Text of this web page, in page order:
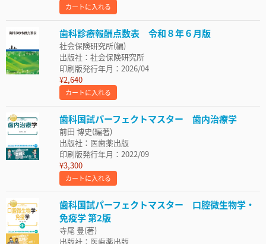
カートに入れる
歯科診療報酬点数表 令和８年６月版
社会保険研究所(編)
出版社：社会保険研究所
印刷版発行年月：2026/04
¥2,640
カートに入れる
歯科国試パーフェクトマスター 歯内治療学
前田 博史(編著)
出版社：医歯薬出版
印刷版発行年月：2022/09
¥3,300
カートに入れる
歯科国試パーフェクトマスター 口腔微生物学・
免疫学 第2版
寺尾 豊(著)
出版社：医歯薬出版